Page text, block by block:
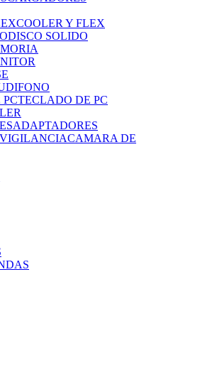
COOLER Y FLEX
DISCO SOLIDO
TECLADO DE PC
ADAPTADORES
CAMARA DE